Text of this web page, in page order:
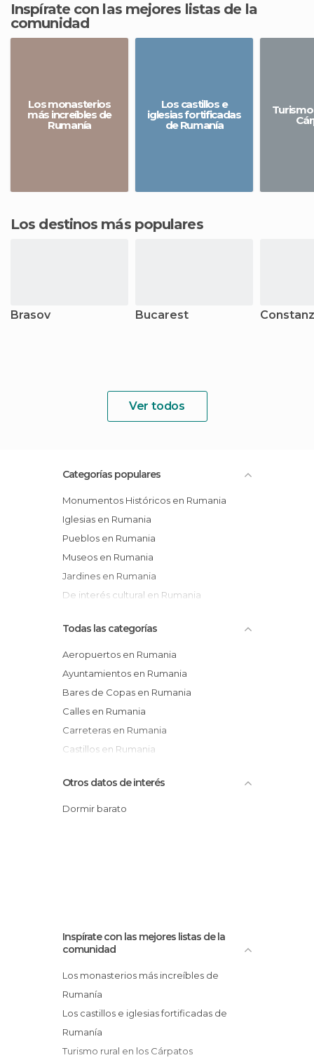
Inspírate con las mejores listas de la
comunidad
Los monasterios
más increíbles de
Rumanía
Los castillos e
iglesias fortificadas
de Rumanía
Turismo
Los destinos más populares
Brasov Bucarest
Ver todos
Categorías populares
Monumentos Históricos en Rumania
Iglesias en Rumania
Pueblos en Rumania
Museos en Rumania
Jardines en Rumania
De interés cultural en Rumania
Todas las categorías
Aeropuertos en Rumania
Ayuntamientos en Rumania
Bares de Copas en Rumania
Calles en Rumania
Carreteras en Rumania
Castillos en Rumania
Cementerios en Rumania
Centros Comerciales en Rumania
Estatuas en Rumania
Iglesias en Rumania
Información Turística en Rumania
Jardines en Rumania
Lagos en Rumania
Mercadillos en Rumania
Otros datos de interés
Dormir barato
Inspírate con las mejores listas de la
comunidad
Los monasterios más increíbles de
Rumanía
Los castillos e iglesias fortificadas de
Rumanía
Turismo rural en los Cárpatos